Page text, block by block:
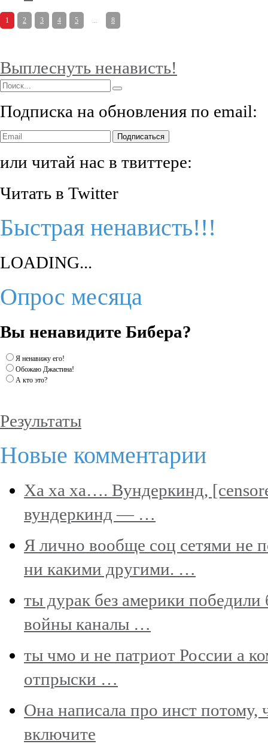
1 2 3 4 5 8
Выплеснуть ненависть!
Подписка на обновления по email:
Подписаться
или читай нас в твиттере:
Читать в Twitter
Быстрая ненависть!!!
LOADING...
Опрос месяца
Вы ненавидите Бибера?
Я ненавижу его!
Обожаю Джастина!
А кто это?
Результаты
Новые комментарии
Ха ха ха…. Вундеркинд,
вундеркинд — …
Я лично вообще соц сетями не
ни какими другими. …
ты дурак без америки
войны каналы …
ты чмо и не патриот России а
отпрыски …
Она написала про инст потому,
включите